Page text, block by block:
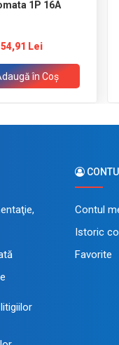
1P 16A
54,91 Lei
în Coş
Contul
Istoric
Favorite